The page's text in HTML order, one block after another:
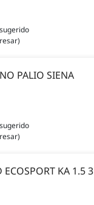
PALIO SIENA
KA 1.5 3